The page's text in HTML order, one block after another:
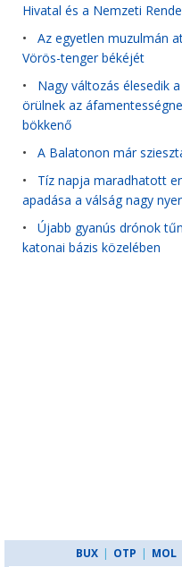
Hivatal és a Nemzeti
• Az egyetlen muzulmán
Vörös-tenger békéjét
• Nagy változás élesedik
örülnek az
bökkenő
• A Balatonon már
• Tíz napja maradhatott
apadása a válság nagy
• Újabb gyanús drónok
katonai bázis közelében
BUX | OTP | MOL